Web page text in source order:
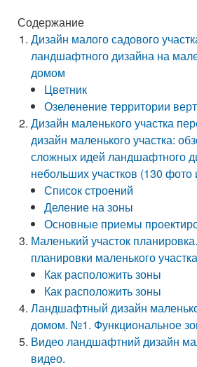
Содержание
Дизайн малого садового
ландшафтного дизайна на
домом
Цветник
Озеленение территории
Дизайн маленького участка
дизайн маленького участка:
сложных идей ландшафтного
небольших участков (130 фото
Список строений
Деление на зоны
Основные приемы
Маленький участок
планировки маленького
Как расположить зоны
Как расположить зоны
Ландшафтный дизайн
домом. №1. Функциональное
Видео ландшафтний дизайн
видео.